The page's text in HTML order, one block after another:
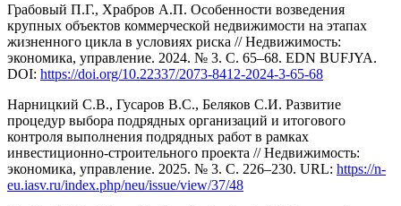
Грабовый П.Г., Храбров А.П. Особенности возведения
крупных объектов коммерческой недвижимости на этапах
жизненного цикла в условиях риска // Недвижимость:
экономика, управление. 2024. № 3. С. 65–68. EDN BUFJYA.
DOI: https://doi.org/10.22337/2073-8412-2024-3-65-68
Нарницкий С.В., Гусаров В.С., Беляков С.И. Развитие
процедур выбора подрядных организаций и итогового
контроля выполнения подрядных работ в рамках
инвестиционно-строительного проекта // Недвижимость:
экономика, управление. 2025. № 3. С. 226–230. URL: https://n-
eu.iasv.ru/index.php/neu/issue/view/37/48